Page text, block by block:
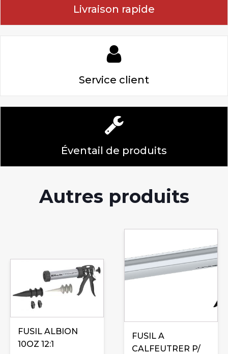
Livraison rapide
Service client
Éventail de produits
Autres produits
FUSIL ALBION
10OZ 12:1
FUSIL A
CALFEUTRER P/